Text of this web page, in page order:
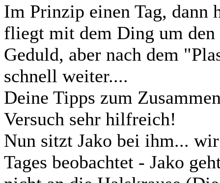
Im Prinzip einen Tag, dann
fliegt mit dem Ding um
Geduld, aber nach dem
schnell weiter....
Deine Tipps zum
Versuch sehr hilfreich!
Nun sitzt Jako bei ihm...
Tages beobachtet - Jako